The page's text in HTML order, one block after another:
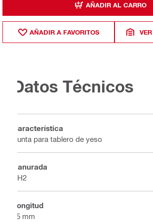
AÑADIR AL CARRO
AÑADIR A FAVORITOS
Datos Técnicos
Característica
Punta para tablero de yeso
Ranurada
PH2
Longitud
25 mm